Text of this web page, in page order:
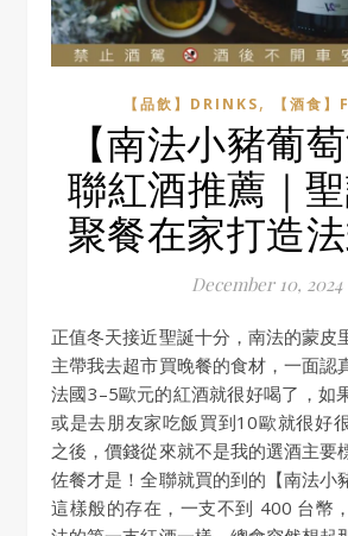
【品飲】DRINKS, 【酒食
【南法小豬葡
聯紅酒推薦｜
聚餐在家打造
December 10, 2024
正值冬天接近聖誕十分，南法的蒙皮里埃，當時的沙發
主帶我去超市買晚餐的食材，一面認
法國3–5歐元的紅酒就很好喝了，如
或是去朋友家吃飯買到10歐就很好
之後，價錢從來就不是我的選酒主要
佐餐才是！全聯就買的到的【南法小
這樣般的存在，一支不到 400 台幣